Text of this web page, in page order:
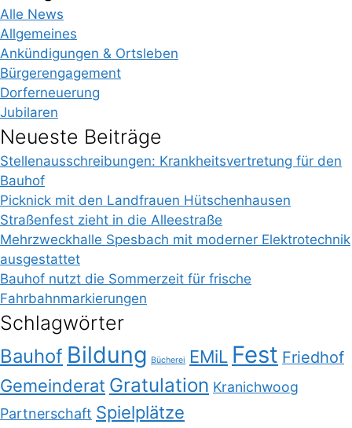
Alle News
Allgemeines
Ankündigungen & Ortsleben
Bürgerengagement
Dorferneuerung
Jubilaren
Neueste Beiträge
Stellenausschreibungen: Krankheitsvertretung für den
Bauhof
Picknick mit den Landfrauen Hütschenhausen
Straßenfest zieht in die Alleestraße
Mehrzweckhalle Spesbach mit moderner Elektrotechnik
ausgestattet
Bauhof nutzt die Sommerzeit für frische
Fahrbahnmarkierungen
Schlagwörter
Bauhof Bildung Bücherei EMiL Fest Friedhof
Gemeinderat Gratulation Kranichwoog
Partnerschaft Spielplätze